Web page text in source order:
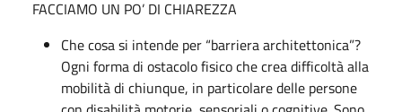
FACCIAMO UN PO’ DI CHIAREZZA
Che cosa si intende per “barriera architettonica”?
Ogni forma di ostacolo fisico che crea difficoltà alla
mobilità di chiunque, in particolare delle persone